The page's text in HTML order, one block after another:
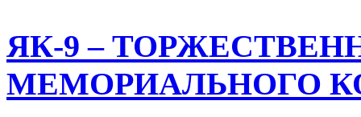
ЯК-9 –
МЕМОРИАЛЬНОГО